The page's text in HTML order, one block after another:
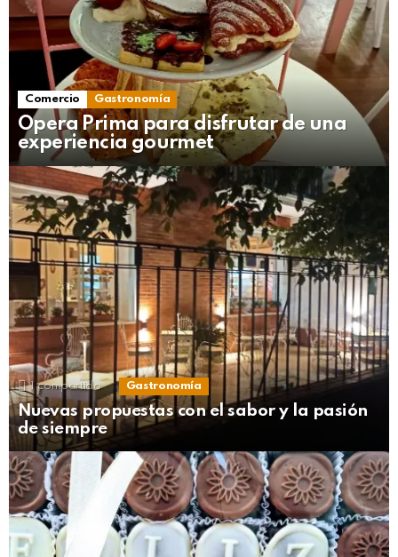
Comercio Gastronomía
Opera Prima para disfrutar de una
experiencia gourmet
1 compartido Gastronomía
Nuevas propuestas con el sabor y la pasión
de siempre